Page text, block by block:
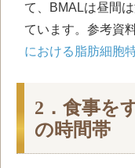
て、BMALは昼間
ています。参考資料
における脂肪細胞
2．食事を
の時間帯